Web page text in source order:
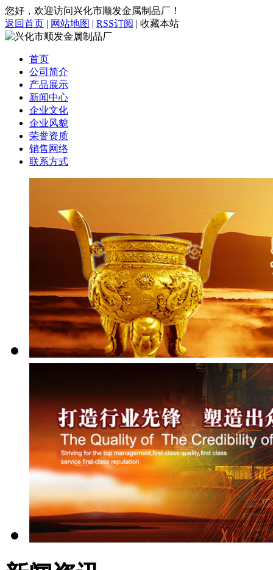
您好，欢迎访问兴化市顺发金属制品厂！
返回首页 | 网站地图 | RSS订阅 | 收藏本站
首页
公司简介
产品展示
新闻中心
企业文化
企业风貌
荣誉资质
销售网络
联系方式